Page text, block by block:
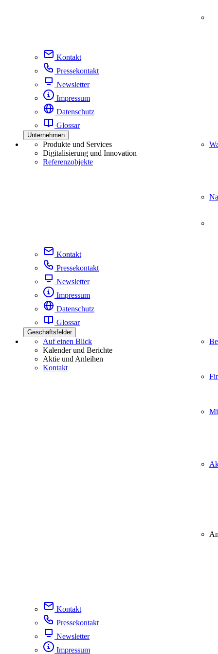
Kontakt
Pressekontakt
Newsletter
Impressum
Datenschutz
Glossar
Unternehmen
Produkte und Services
Digitalisierung und Innovation
Referenzobjekte
Kontakt
Pressekontakt
Newsletter
Impressum
Datenschutz
Glossar
Geschäftsfelder
Auf einen Blick
Kalender und Berichte
Aktie und Anleihen
Kontakt
Kontakt
Pressekontakt
Newsletter
Impressum